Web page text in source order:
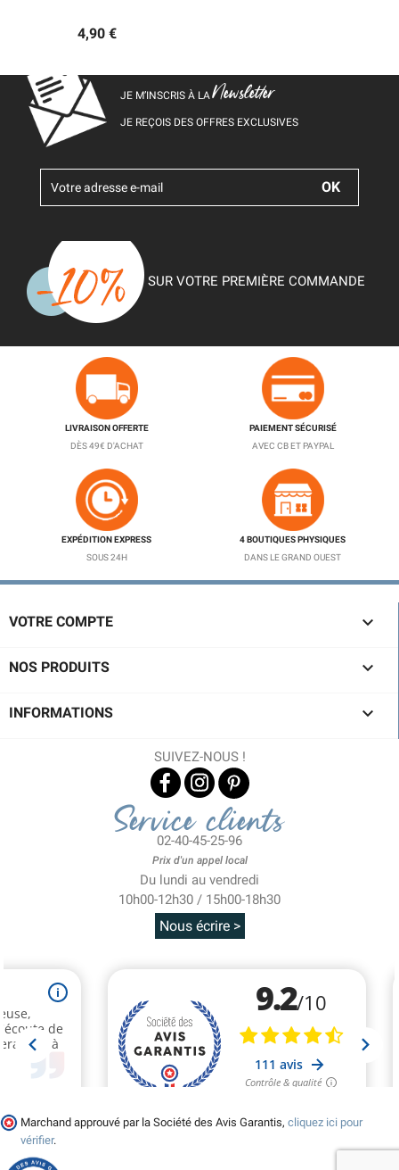
4,90 €
JE M’INSCRIS À LANewsletter
JE REÇOIS DES OFFRES EXCLUSIVES
SUR VOTRE PREMIÈRE COMMANDE
LIVRAISON OFFERTE
DÈS 49€ D'ACHAT
PAIEMENT SÉCURISÉ
AVEC CB ET PAYPAL
EXPÉDITION EXPRESS
SOUS 24H
4 BOUTIQUES PHYSIQUES
DANS LE GRAND OUEST
VOTRE COMPTE 
NOS PRODUITS 
INFORMATIONS 
SUIVEZ-NOUS !
Service clients
02-40-45-25-96
Prix d'un appel local
Du lundi au vendredi
10h00-12h30 / 15h00-18h30
Nous écrire >
Marchand approuvé par la Société des Avis Garantis, cliquez ici pour
vérifier.